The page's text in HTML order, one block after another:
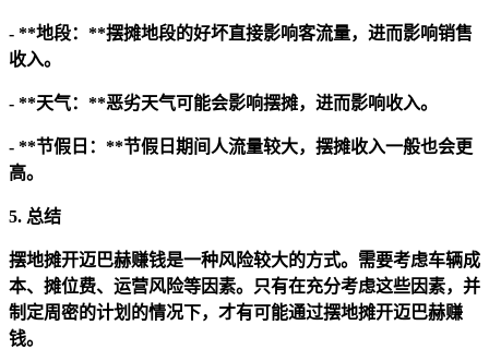
- **地段：**摆摊地段的好坏直接影响客流量，进而影响销售
收入。
- **天气：**恶劣天气可能会影响摆摊，进而影响收入。
- **节假日：**节假日期间人流量较大，摆摊收入一般也会更
高。
5. 总结
摆地摊开迈巴赫赚钱是一种风险较大的方式。需要考虑车辆成
本、摊位费、运营风险等因素。只有在充分考虑这些因素，并
制定周密的计划的情况下，才有可能通过摆地摊开迈巴赫赚
钱。